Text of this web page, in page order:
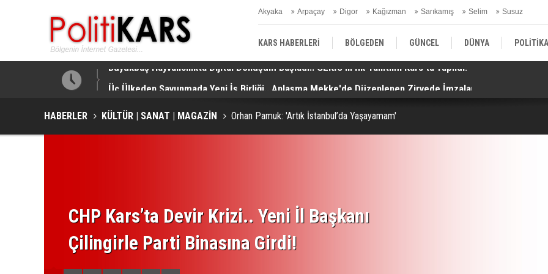
Akyaka Arpaçay Digor Kağızman Sarıkamış Selim Susuz
KARS HABERLERİ BÖLGEDEN GÜNCEL DÜNYA POLİTİKA
Üç Ülkeden Savunmada Yeni İş Birliği.. Anlaşma Mekke'de Düzenlenen Zirvede İmzalandı!
HABERLER KÜLTÜR | SANAT | MAGAZİN Orhan Pamuk: 'Artık İstanbul’da Yaşayamam'
CHP Kars’ta Devir Krizi.. Yeni İl Başkanı
Çilingirle Parti Binasına Girdi!